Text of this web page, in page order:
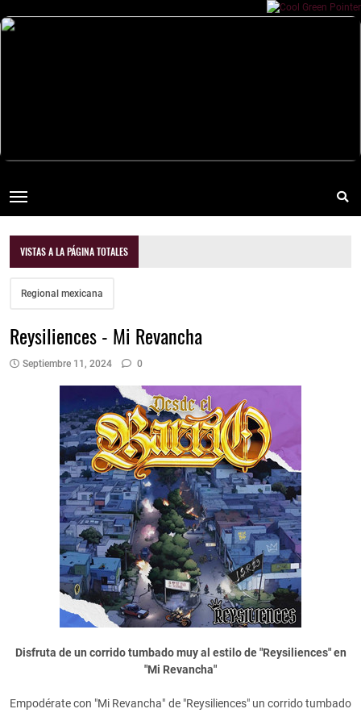
VISTAS A LA PÁGINA TOTALES
Regional mexicana
Reysiliences - Mi Revancha
Septiembre 11, 2024 0
Disfruta de un corrido tumbado muy al estilo de "Reysiliences" en
"Mi Revancha"
Empodérate con "Mi Revancha" de "Reysiliences" un corrido tumbado